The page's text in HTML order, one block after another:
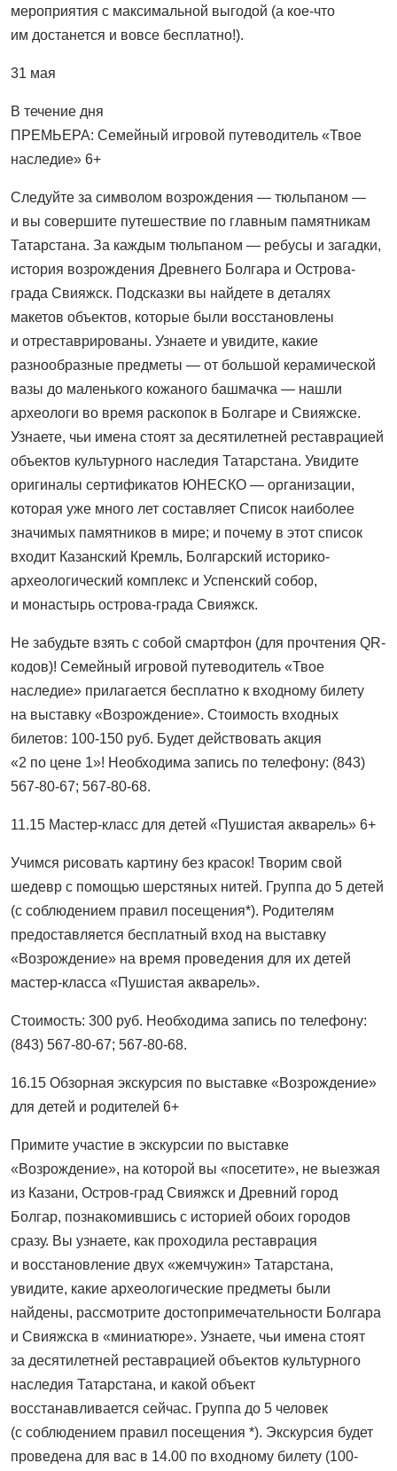
мероприятия с максимальной выгодой (а кое-что
им достанется и вовсе бесплатно!).
31 мая
В течение дня
ПРЕМЬЕРА: Семейный игровой путеводитель «Твое
наследие» 6+
Следуйте за символом возрождения — тюльпаном —
и вы совершите путешествие по главным памятникам
Татарстана. За каждым тюльпаном — ребусы и загадки,
история возрождения Древнего Болгара и Острова-
града Свияжск. Подсказки вы найдете в деталях
макетов объектов, которые были восстановлены
и отреставрированы. Узнаете и увидите, какие
разнообразные предметы — от большой керамической
вазы до маленького кожаного башмачка — нашли
археологи во время раскопок в Болгаре и Свияжске.
Узнаете, чьи имена стоят за десятилетней реставрацией
объектов культурного наследия Татарстана. Увидите
оригиналы сертификатов ЮНЕСКО — организации,
которая уже много лет составляет Список наиболее
значимых памятников в мире; и почему в этот список
входит Казанский Кремль, Болгарский историко-
археологический комплекс и Успенский собор,
и монастырь острова-града Свияжск.
Не забудьте взять с собой смартфон (для прочтения QR-
кодов)! Семейный игровой путеводитель «Твое
наследие» прилагается бесплатно к входному билету
на выставку «Возрождение». Стоимость входных
билетов: 100-150 руб. Будет действовать акция
«2 по цене 1»! Необходима запись по телефону: (843)
567-80-67; 567-80-68.
11.15 Мастер-класс для детей «Пушистая акварель» 6+
Учимся рисовать картину без красок! Творим свой
шедевр с помощью шерстяных нитей. Группа до 5 детей
(с соблюдением правил посещения*). Родителям
предоставляется бесплатный вход на выставку
«Возрождение» на время проведения для их детей
мастер-класса «Пушистая акварель».
Стоимость: 300 руб. Необходима запись по телефону:
(843) 567-80-67; 567-80-68.
16.15 Обзорная экскурсия по выставке «Возрождение»
для детей и родителей 6+
Примите участие в экскурсии по выставке
«Возрождение», на которой вы «посетите», не выезжая
из Казани, Остров-град Свияжск и Древний город
Болгар, познакомившись с историей обоих городов
сразу. Вы узнаете, как проходила реставрация
и восстановление двух «жемчужин» Татарстана,
увидите, какие археологические предметы были
найдены, рассмотрите достопримечательности Болгара
и Свияжска в «миниатюре». Узнаете, чьи имена стоят
за десятилетней реставрацией объектов культурного
наследия Татарстана, и какой объект
восстанавливается сейчас. Группа до 5 человек
(с соблюдением правил посещения *). Экскурсия будет
проведена для вас в 14.00 по входному билету (100-